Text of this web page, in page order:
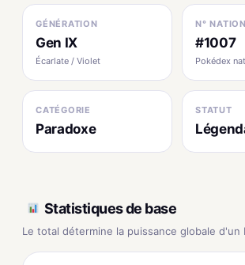
GÉNÉRATION
Gen IX
Écarlate / Violet
N°
#1007
Pokédex
CATÉGORIE
Paradoxe
STATUT
Statistiques de base
Le total détermine la puissance globale d'un